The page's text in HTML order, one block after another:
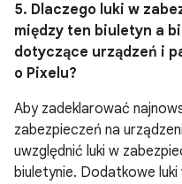
5. Dlaczego luki w
między ten biuletyn a
dotyczące urządzeń i
o Pixelu?
Aby zadeklarować
zabezpieczeń na
uwzględnić luki w
biuletynie. Dodatkowe